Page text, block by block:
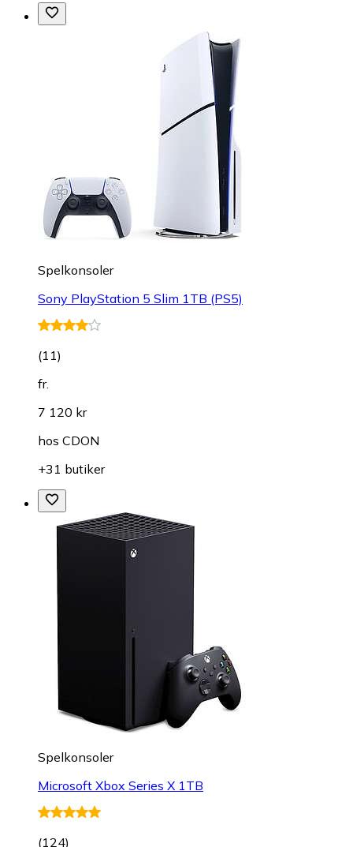
Spelkonsoler
Sony PlayStation 5 Slim 1TB (PS5)
(11)
fr.
7 120 kr
hos CDON
+31 butiker
Spelkonsoler
Microsoft Xbox Series X 1TB
(124)